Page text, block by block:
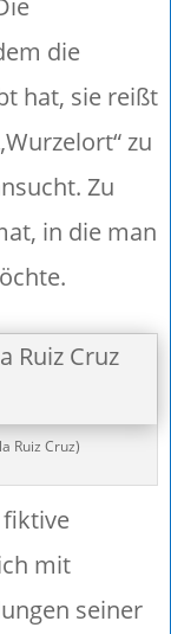
die
hat, sie reißt
zu
Zu
in die man
Ruiz Cruz)
fiktive
mit
seiner